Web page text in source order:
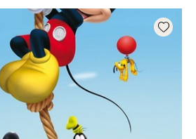
Add wishlist